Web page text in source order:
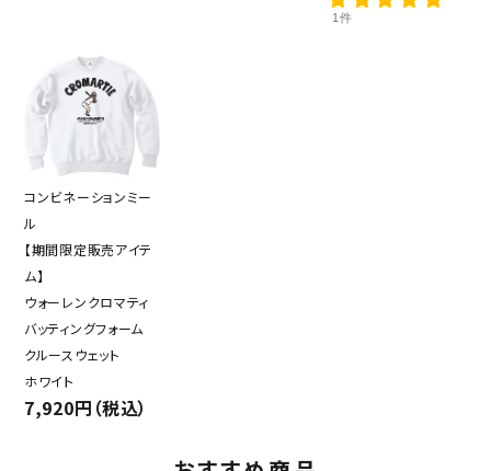
1件
コンビネーションミー
ル
【期間限定販売アイテ
ム】
ウォーレンクロマティ
バッティングフォーム
クルースウェット
ホワイト
7,920円（税込）